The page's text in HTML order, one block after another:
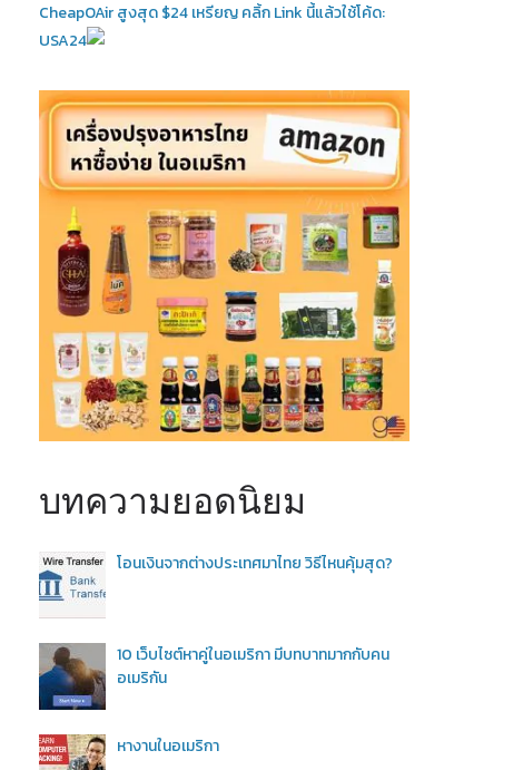
CheapOAir สูงสุด $24 เหรียญ คลิ้ก Link นี้แล้วใช้โค้ด:
USA24
บทความยอดนิยม
โอนเงินจากต่างประเทศมาไทย วิธีไหนคุ้มสุด?
10 เว็บไซต์หาคู่ในอเมริกา มีบทบาทมากกับคน
อเมริกัน
หางานในอเมริกา